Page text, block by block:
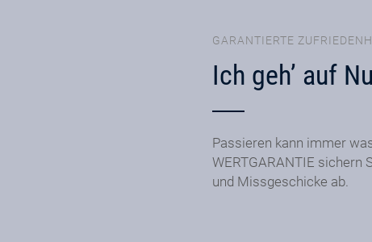
GARANTIERTE
Ich geh’ auf
Passieren kann immer
WERTGARANTIE sichern
und Missgeschicke ab.